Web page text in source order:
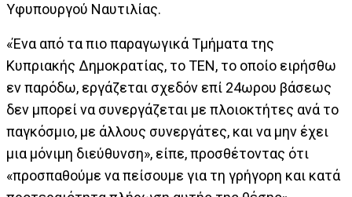
Υφυπουργού Ναυτιλίας.
«Ένα από τα πιο παραγωγικά Τμήματα της
Κυπριακής Δημοκρατίας, το ΤΕΝ, το οποίο ειρήσθω
εν παρόδω, εργάζεται σχεδόν επί 24ωρου βάσεως
δεν μπορεί να συνεργάζεται με πλοιοκτήτες ανά το
παγκόσμιο, με άλλους συνεργάτες, και να μην έχει
μια μόνιμη διεύθυνση», είπε, προσθέτοντας ότι
«προσπαθούμε να πείσουμε για τη γρήγορη και κατά